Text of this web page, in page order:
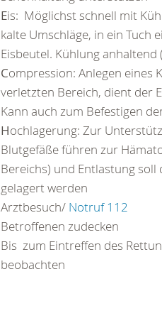
Eis: Möglichst schnell mit
kalte Umschläge, in ein Tuch
Eisbeutel. Kühlung
Compression: Anlegen eines
verletzten Bereich, dient der
Kann auch zum Befestigen
Hochlagerung: Zur
Blutgefäße führen zur
Bereichs) und Entlastung
gelagert werden
Arztbesuch/ Notruf 112
Betroffenen zudecken
Bis zum Eintreffen des
beobachten